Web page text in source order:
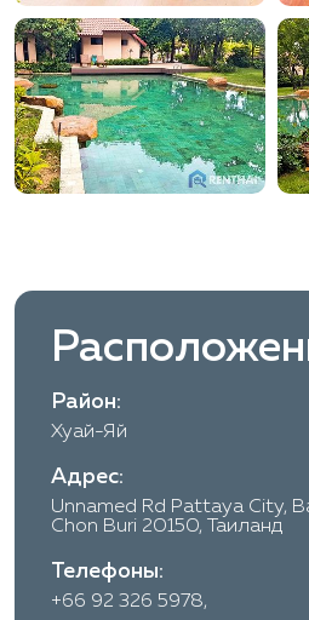
Район:
Хуай-Яй
Адрес:
Unnamed Rd Pattaya City,
Chon Buri 20150, Таиланд
Телефоны:
+66 92 326 5978,